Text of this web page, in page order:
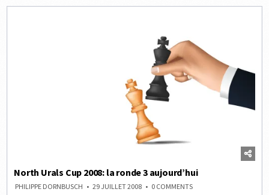
North Urals Cup 2008: la ronde 3 aujourd’hui
PHILIPPE DORNBUSCH 29 JUILLET 2008 0 COMMENTSON